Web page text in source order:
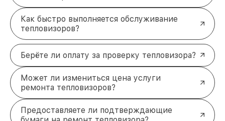
профессионалам, чтобы вернуть его в рабочее
состояние с минимальными затратами времени и
средств. Мы готовы провести диагностику и
устранить любую неисправность, будь то
проблемы с электроникой, корпусом или
программным обеспечением.
Свяжитесь с нами по телефону +7 (863) 209-79-87
или посетите наш сервисный центр по адресу
проспект Стачки, 200/1к1. Мы готовы помочь вам
уже сегодня!
Как быстро выполняется обслуживание
тепловизоров?
Берёте ли оплату за проверку тепловизора?
Может ли измениться цена услуги
ремонта тепловизоров?
Предоставляете ли подтверждающие